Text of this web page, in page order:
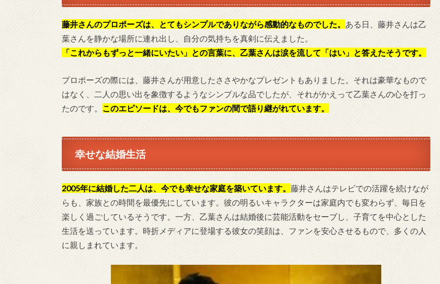
藤井さんのプロポーズは、とてもシンプルでありながら感動的なものでした。 ある日、藤井さんは乙
葉さんを静かな場所に連れ出し、自分の気持ちを真剣に伝えました。
「これからもずっと一緒にいたい」との言葉に、乙葉さんは涙を流して「はい」と答えたそうです。
プロポーズの際には、藤井さんが用意したささやかなプレゼントもありました。それは豪華なもので
はなく、二人の思い出を象徴するようなシンプルな品でしたが、それがかえって乙葉さんの心を打っ
たのです。 このエピソードは、今でもファンの間で語り継がれています。
幸せな結婚生活
2005年に結婚した二人は、今でも幸せな家庭を築いています。 藤井さんはテレビでの活躍を続けなが
らも、家族との時間を最優先にしています。彼の明るいキャラクターは家庭内でも変わらず、毎日を
楽しく過ごしているそうです。一方、乙葉さんは結婚後に芸能活動をセーブし、子育てを中心とした
生活を送っています。時折メディアに登場する彼女の笑顔は、ファンを安心させるもので、多くの人
に親しまれています。